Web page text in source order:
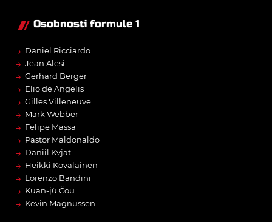
Osobnosti formule 1
→ Daniel Ricciardo
→ Jean Alesi
→ Gerhard Berger
→ Elio de Angelis
→ Gilles Villeneuve
→ Mark Webber
→ Felipe Massa
→ Pastor Maldonaldo
→ Daniil Kvjat
→ Heikki Kovalainen
→ Lorenzo Bandini
→ Kuan-jü Čou
→ Kevin Magnussen